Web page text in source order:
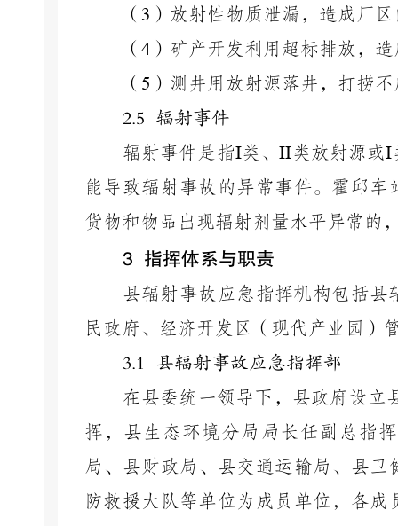
（ 3 ）放射性物质泄漏，造成厂
（ 4 ）矿产开发利用超标排放，
（ 5 ）测井用放射源落井，打捞
2.5 辐射事件
辐射事件是指I类、II类放射源或I
能导致辐射事故的异常事件。霍邱
货物和物品出现辐射剂量水平异常的
3 指挥体系与职责
县辐射事故应急指挥机构包括
民政府、经济开发区（现代产业园）
3.1 县辐射事故应急指挥部
在县委统一领导下，县政府设立
挥，县生态环境分局局长任副总指
局、县财政局、县交通运输局、县
防救援大队等单位为成员单位，各